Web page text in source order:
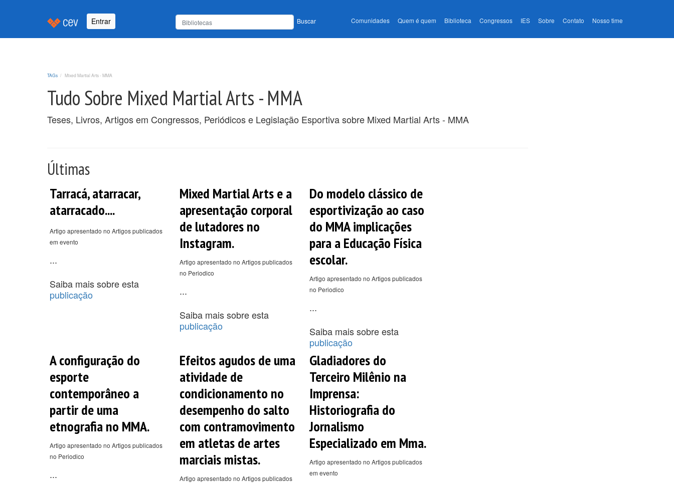
Entrar Buscar Comunidades Quem é quem Biblioteca Congressos IES Sobre Contato Nosso time
TAGs Mixed Martial Arts - MMA
Tudo Sobre Mixed Martial Arts - MMA
Teses, Livros, Artigos em Congressos, Periódicos e Legislação Esportiva sobre Mixed Martial Arts - MMA
Últimas
Tarracá, atarracar,
atarracado....
Artigo apresentado no Artigos publicados
em evento
...
Saiba mais sobre esta
publicação
Mixed Martial Arts e a
apresentação corporal
de lutadores no
Instagram.
Artigo apresentado no Artigos publicados
no Periodico
...
Saiba mais sobre esta
publicação
Do modelo clássico de
esportivização ao caso
do MMA implicações
para a Educação Física
escolar.
Artigo apresentado no Artigos publicados
no Periodico
...
Saiba mais sobre esta
publicação
A configuração do
esporte
contemporâneo a
partir de uma
etnografia no MMA.
Artigo apresentado no Artigos publicados
no Periodico
...
Efeitos agudos de uma
atividade de
condicionamento no
desempenho do salto
com contramovimento
em atletas de artes
marciais mistas.
Artigo apresentado no Artigos publicados
Gladiadores do
Terceiro Milênio na
Imprensa:
Historiografia do
Jornalismo
Especializado em Mma.
Artigo apresentado no Artigos publicados
em evento